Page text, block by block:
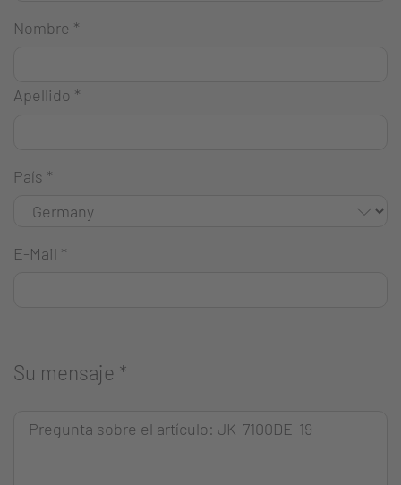
Nombre *
Apellido *
País *
E-Mail *
Su mensaje *